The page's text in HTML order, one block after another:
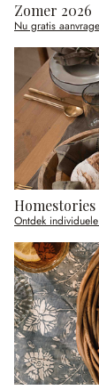
Zomer 2026
Nu gratis
Homestories
Ontdek